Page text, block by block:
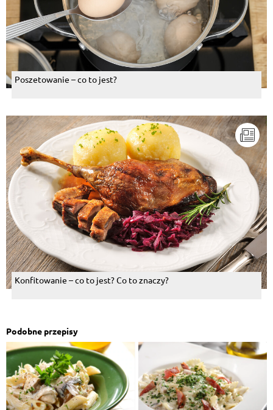
Poszetowanie – co to jest?
Konfitowanie – co to jest? Co to znaczy?
Podobne przepisy